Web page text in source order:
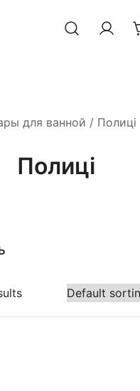
для ванной / Полиці
Полиці